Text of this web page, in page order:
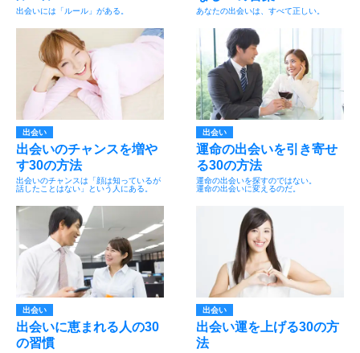
出会いには「ルール」がある。 あなたの出会いは、すべて正しい。
出会い
出会いのチャンスを増や
す30の方法
出会いのチャンスは「顔は知っているが
話したことはない」という人にある。
出会い
運命の出会いを引き寄せ
る30の方法
運命の出会いを探すのではない。
運命の出会いに変えるのだ。
出会い
出会いに恵まれる人の30
の習慣
出会い
出会い運を上げる30の方
法